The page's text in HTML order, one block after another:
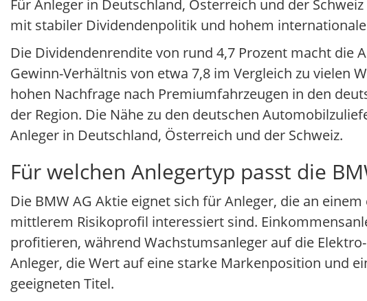
Für Anleger in Deutschland, Österreich und der
mit stabiler Dividendenpolitik und hohem
Die Dividendenrendite von rund 4,7 Prozent macht
Gewinn-Verhältnis von etwa 7,8 im Vergleich zu
hohen Nachfrage nach Premiumfahrzeugen in den
der Region. Die Nähe zu den deutschen
Anleger in Deutschland, Österreich und der Schweiz.
Für welchen Anlegertyp passt die
Die BMW AG Aktie eignet sich für Anleger, die an
mittlerem Risikoprofil interessiert sind.
profitieren, während Wachstumsanleger auf die
Anleger, die Wert auf eine starke Markenposition und
geeigneten Titel.